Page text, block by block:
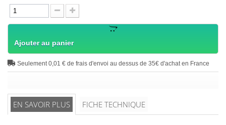
Ajouter au panier
Seulement 0,01 € de frais d'envoi au dessus de 35€ d'achat en France
EN SAVOIR PLUS FICHE TECHNIQUE